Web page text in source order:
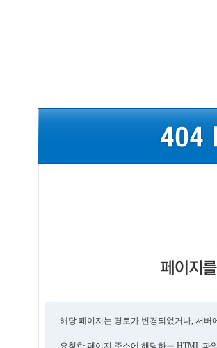
해당 페이지는 경로가 변경되었거나, 서
요청한 페이지 주소에 해당하는 HTML 파